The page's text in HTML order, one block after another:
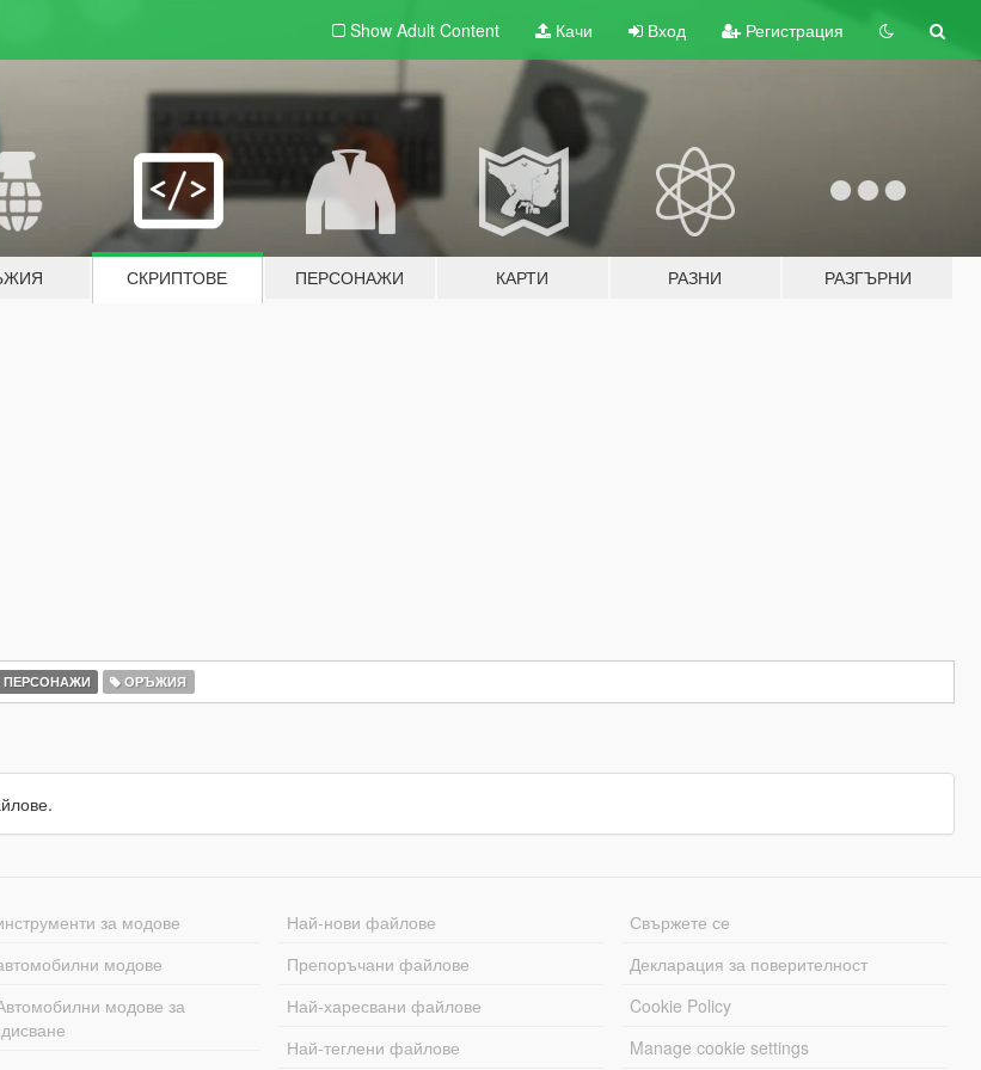
Show Adult Content Качи Вход Регистрация
СКРИПТОВЕ ПЕРСОНАЖИ КАРТИ РАЗНИ РАЗГЪРНИ
ПЕРСОНАЖИ ОРЪЖИЯ
за модове
модове
модове за
Най-нови файлове
Препоръчани файлове
Най-харесвани файлове
Най-теглени файлове
Свържете се
Декларация за поверителност
Cookie Policy
Manage cookie settings